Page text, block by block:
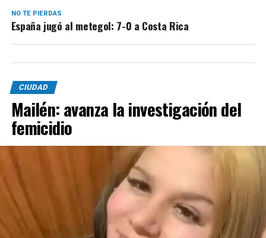
NO TE PIERDAS
España jugó al metegol: 7-0 a Costa Rica
CIUDAD
Mailén: avanza la investigación del
femicidio